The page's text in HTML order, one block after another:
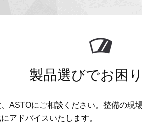
製品選びでお困
ASTOにご相談ください。整備の現
にアドバイスいたします。